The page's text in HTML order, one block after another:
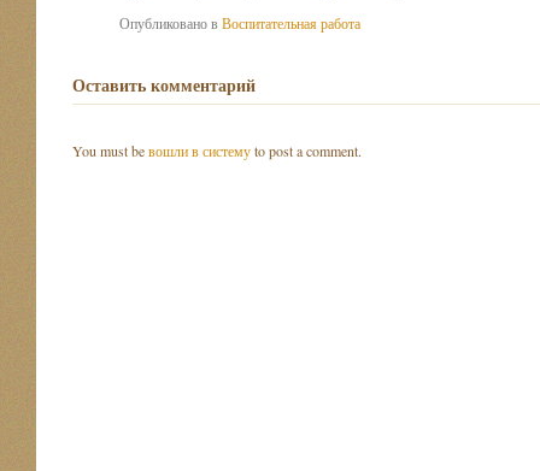
Опубликовано вВоспитательная работа
Оставить комментарий
You must beвошли в системуto post a comment.